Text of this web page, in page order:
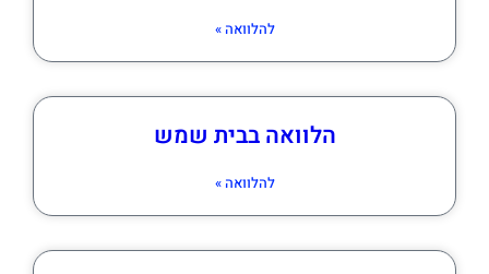
להלוואה »
הלוואה בבית שמש
להלוואה »